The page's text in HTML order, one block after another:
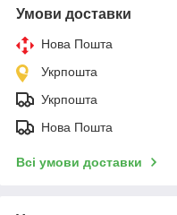
Умови доставки
Нова Пошта
Укрпошта
Укрпошта
Нова Пошта
Всі умови доставки